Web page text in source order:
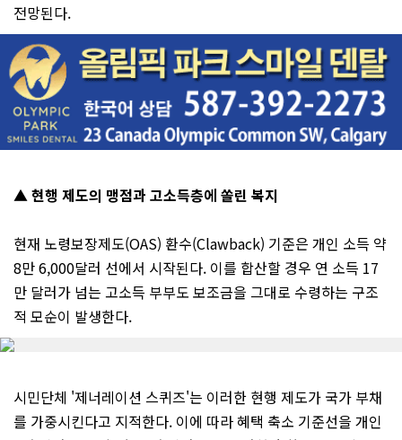
전망된다.
▲ 현행 제도의 맹점과 고소득층에 쏠린 복지
현재 노령보장제도(OAS) 환수(Clawback) 기준은 개인 소득 약
8만 6,000달러 선에서 시작된다. 이를 합산할 경우 연 소득 17
만 달러가 넘는 고소득 부부도 보조금을 그대로 수령하는 구조
적 모순이 발생한다.
시민단체 '제너레이션 스퀴즈'는 이러한 현행 제도가 국가 부채
를 가중시킨다고 지적한다. 이에 따라 혜택 축소 기준선을 개인